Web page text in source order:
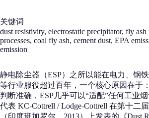
关键词
dust resistivity, electrostatic precipitator, fly
processes, coal fly ash, cement dust, EPA
emission
静电除尘器（ESP）之所以能在电力、钢
等行业服役超过百年，一个核心原因在于
判断准确，ESP几乎可以“适配”任何工业
代表 KC‑Cottrell / Lodge‑Cottrell 在第十二
（印度班加罗尔，2013）上发表的《Dust